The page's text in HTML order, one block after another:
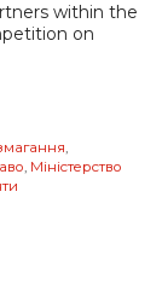
within the
on
Міністерство